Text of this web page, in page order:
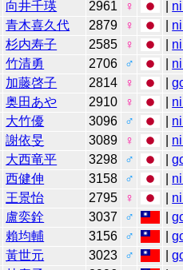
向井千瑛 2961 ♀
青木喜久代 2879 ♀
杉内寿子 2585 ♀
竹清勇 2706 ♂
加藤啓子 2814 ♀ |
奥田あや 2910 ♀
大竹優 3096 ♂
謝依旻 3089 ♀
大西竜平 3298 ♂ |
西健伸 3158 ♂
王景怡 2795 ♀
盧奕銓 3037 ♂ |
賴均輔 3156 ♂ |
黃世元 3023 ♂ |